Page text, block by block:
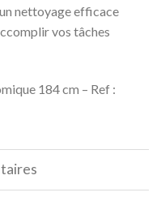
nettoyage efficace
vos tâches
184 cm – Ref :